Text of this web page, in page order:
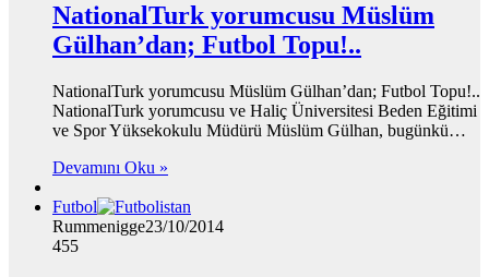
NationalTurk yorumcusu Müslüm
Gülhan’dan; Futbol Topu!..
NationalTurk yorumcusu Müslüm Gülhan’dan; Futbol Topu!..
NationalTurk yorumcusu ve Haliç Üniversitesi Beden Eğitimi
ve Spor Yüksekokulu Müdürü Müslüm Gülhan, bugünkü…
Devamını Oku »
Futbol
Rummenigge23/10/2014
455